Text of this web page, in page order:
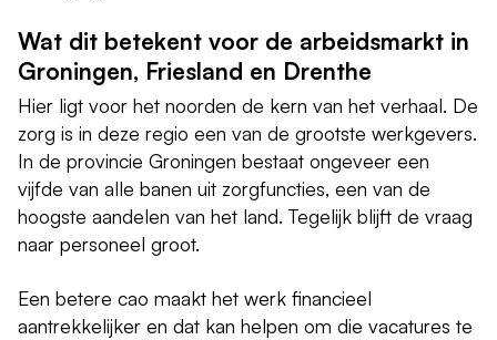
Wat dit betekent voor de arbeidsmarkt in
Groningen, Friesland en Drenthe
Hier ligt voor het noorden de kern van het verhaal. De
zorg is in deze regio een van de grootste werkgevers.
In de provincie Groningen bestaat ongeveer een
vijfde van alle banen uit zorgfuncties, een van de
hoogste aandelen van het land. Tegelijk blijft de vraag
naar personeel groot.
Een betere cao maakt het werk financieel
aantrekkelijker en dat kan helpen om die vacatures te